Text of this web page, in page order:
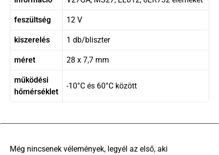
feszültség 12 V
kiszerelés 1 db/bliszter
méret 28 x 7,7 mm
működési
hőmérséklet
-10°C és 60°C között